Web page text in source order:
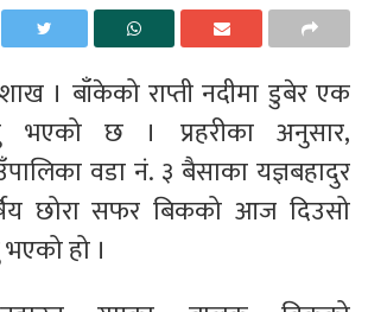
। बाँकेको राप्ती नदीमा डुबेर एक
भएको छ । प्रहरीका अनुसार,
वडा नं. ३ बैसाका यज्ञबहादुर
छोरा सफर बिकको आज दिउसो
हो ।